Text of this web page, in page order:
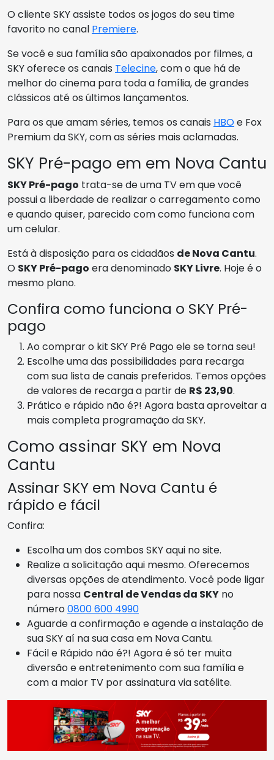
O cliente SKY assiste todos os jogos do seu time
favorito no canal Premiere.
Se você e sua família são apaixonados por filmes, a
SKY oferece os canais Telecine, com o que há de
melhor do cinema para toda a família, de grandes
clássicos até os últimos lançamentos.
Para os que amam séries, temos os canais HBOe Fox
Premium da SKY, com as séries mais aclamadas.
SKY Pré-pago em em Nova Cantu
SKY Pré-pago trata-se de uma TV em que você
possui a liberdade de realizar o carregamento como
e quando quiser, parecido com como funciona com
um celular.
Está à disposição para os cidadãos de Nova Cantu.
O SKY Pré-pago era denominado SKY Livre. Hoje é o
mesmo plano.
Confira como funciona o SKY Pré-
pago
Ao comprar o kit SKY Pré Pago ele se torna seu!
Escolhe uma das possibilidades para recarga
com sua lista de canais preferidos. Temos opções
de valores de recarga a partir de R$ 23,90.
Prático e rápido não é?! Agora basta aproveitar a
mais completa programação da SKY.
Como assinar SKY em Nova
Cantu
Assinar SKY em Nova Cantu é
rápido e fácil
Confira:
Escolha um dos combos SKY aqui no site.
Realize a solicitação aqui mesmo. Oferecemos
diversas opções de atendimento. Você pode ligar
para nossa Central de Vendas da SKY no
número0800 600 4990
Aguarde a confirmação e agende a instalação de
sua SKY aí na sua casa em Nova Cantu.
Fácil e Rápido não é?! Agora é só ter muita
diversão e entretenimento com sua família e
com a maior TV por assinatura via satélite.